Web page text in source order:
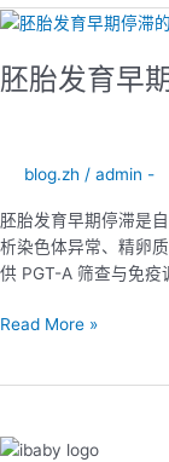
胚胎发育早
blog.zh / admin -
胚胎发育早期停滞是
析染色体异常、精卵
供 PGT-A 筛查与免疫
胚
发
的
原
因
Read More »